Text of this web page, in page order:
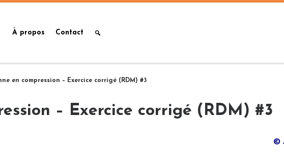
À propos Contact
en compression – Exercice corrigé (RDM) #3
– Exercice corrigé (RDM) #3
©